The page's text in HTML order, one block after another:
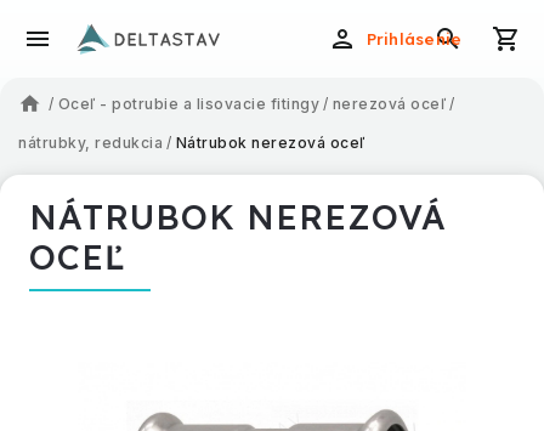
Prihlásenie
/ Oceľ - potrubie a lisovacie fitingy / nerezová oceľ /
nátrubky, redukcia / Nátrubok nerezová oceľ
NÁTRUBOK NEREZOVÁ
OCEĽ